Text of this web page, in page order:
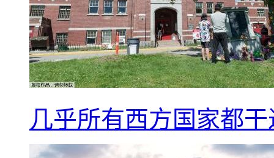
几乎所有西方国家都